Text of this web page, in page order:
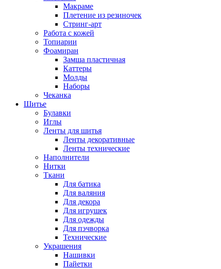
Макраме
Плетение из резиночек
Стринг-арт
Работа с кожей
Топиарии
Фоамиран
Замша пластичная
Каттеры
Молды
Наборы
Чеканка
Шитье
Булавки
Иглы
Ленты для шитья
Ленты декоративные
Ленты технические
Наполнители
Нитки
Ткани
Для батика
Для валяния
Для декора
Для игрушек
Для одежды
Для пэчворка
Технические
Украшения
Нашивки
Пайетки